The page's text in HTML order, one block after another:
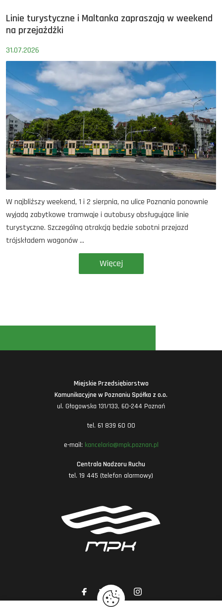
Linie turystyczne i Maltanka zapraszają w weekend
na przejażdżki
31.07.2026
W najbliższy weekend, 1 i 2 sierpnia, na ulice Poznania ponownie
wyjadą zabytkowe tramwaje i autobusy obsługujące linie
turystyczne. Szczególną atrakcją będzie sobotni przejazd
trójskładem wagonów ...
Więcej
Miejskie Przedsiębiorstwo
Komunikacyjne w Poznaniu Spółka z o.o.
ul. Głogowska 131/133, 60-244 Poznań
tel. 61 839 60 00
e-mail: kancelaria@mpk.poznan.pl
Centrala Nadzoru Ruchu
tel. 19 445 (telefon alarmowy)